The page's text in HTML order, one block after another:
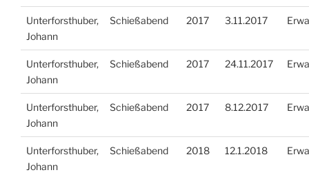
Unterforsthuber,
Johann
Schießabend 2017 3.11.2017
Unterforsthuber,
Johann
Schießabend 2017 24.11.2017
Unterforsthuber,
Johann
Schießabend 2017 8.12.2017
Unterforsthuber,
Johann
Schießabend 2018 12.1.2018